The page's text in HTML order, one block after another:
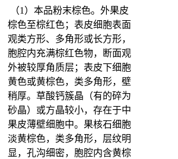
（1）本品粉末棕色。外果皮
棕色至棕红色；表皮细胞表面
观类方形、多角形或长方形，
胞腔内充满棕红色物，断面观
外被较厚角质层；表皮下细胞
黄色或黄棕色，类多角形，壁
稍厚。草酸钙簇晶（有的碎为
砂晶）或方晶较小，存在于中
果皮薄壁细胞中。果核石细胞
淡黄棕色，类多角形，层纹明
显，孔沟细密，胞腔内含黄棕